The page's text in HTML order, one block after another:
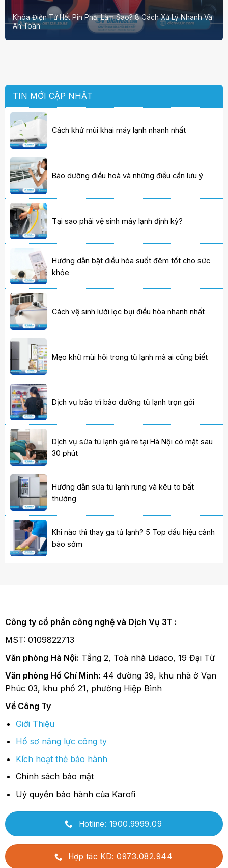
Khóa Điện Tử Hết Pin Phải Làm Sao? 8 Cách Xử Lý Nhanh Và
An Toàn
TIN MỚI CẬP NHẬT
Cách khử mùi khai máy lạnh nhanh nhất
Bảo dưỡng điều hoà và những điều cần lưu ý
Tại sao phải vệ sinh máy lạnh định kỳ?
Hướng dẫn bật điều hòa suốt đêm tốt cho sức
khỏe
Cách vệ sinh lưới lọc bụi điều hòa nhanh nhất
Mẹo khử mùi hôi trong tủ lạnh mà ai cũng biết
Dịch vụ bảo trì bảo dưỡng tủ lạnh trọn gói
Dịch vụ sửa tủ lạnh giá rẻ tại Hà Nội có mặt sau
30 phút
Hướng dẫn sửa tủ lạnh rung và kêu to bất
thường
Khi nào thì thay ga tủ lạnh? 5 Top dấu hiệu cảnh
báo sớm
Công ty cổ phần công nghệ và Dịch Vụ 3T :
MST: 0109822713
Văn phòng Hà Nội: Tầng 2, Toà nhà Lidaco, 19 Đại Từ
Văn phòng Hồ Chí Minh: 44 đường 39, khu nhà ở Vạn
Phúc 03, khu phố 21, phường Hiệp Bình
Về Công Ty
Giới Thiệu
Hồ sơ năng lực công ty
Kích hoạt thẻ bảo hành
Chính sách bảo mật
Uỷ quyền bảo hành của Karofi
Hotline: 1900.9999.09
Hợp tác KD: 0973.082.944